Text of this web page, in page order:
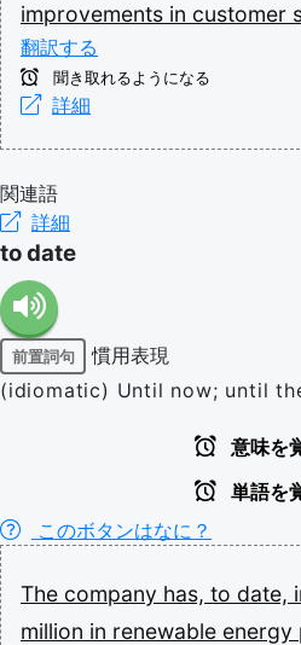
improvements in customer
翻訳する
聞き取れるようになる
詳細
関連語
詳細
to date
前置詞句
慣用表現
(idiomatic) Until now; until
意味を
単語を
このボタンはなに？
The company has, to date,
million in renewable energy